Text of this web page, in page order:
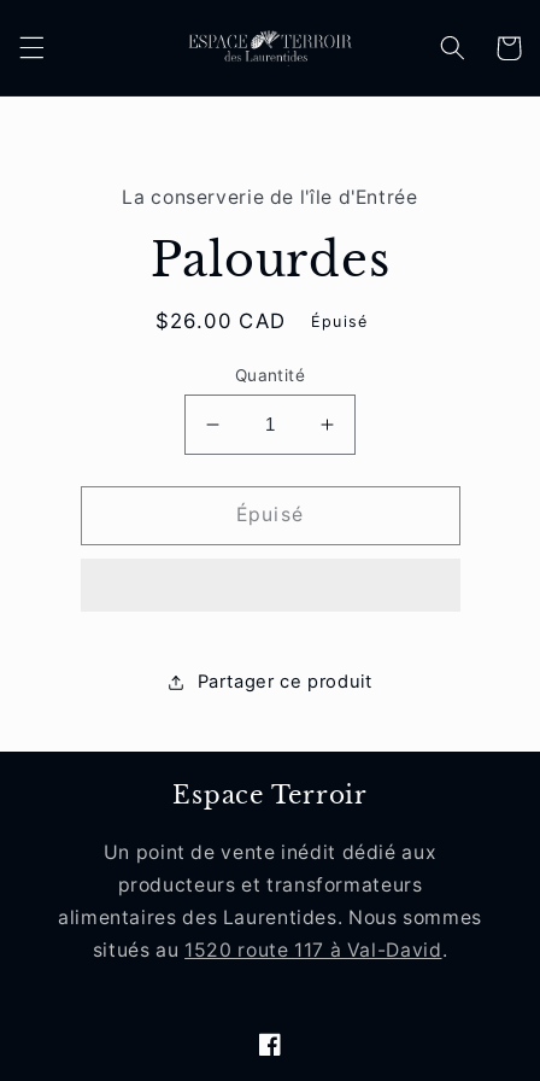
au
Panier
informationsLa conserverie de l'île d'Entrée
Palourdes
Prix
$26.00 CAD Épuisé
Quantité
Réduire
la
quantité
Palourdes
Augmenter
la
quantité
Palourdes
Épuisé
Partager ce produit
Espace Terroir
Un point de vente inédit dédié aux
producteurs et transformateurs
alimentaires des Laurentides. Nous sommes
situés au 1520 route 117 à Val-David.
Facebook